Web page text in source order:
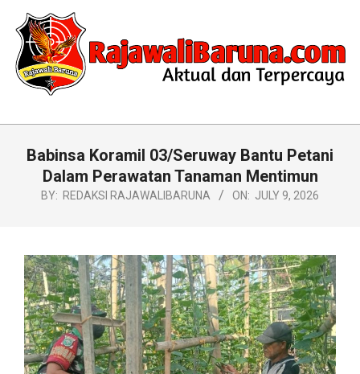
content
Primary
MenuBabinsa Koramil 03/Seruway Bantu Petani
Dalam Perawatan Tanaman Mentimun
BY: REDAKSI RAJAWALIBARUNA ON: JULY 9, 2026